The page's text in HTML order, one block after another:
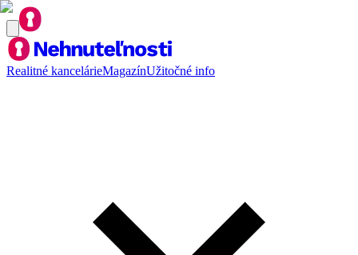
Realitné kancelárieMagazínUžitočné info